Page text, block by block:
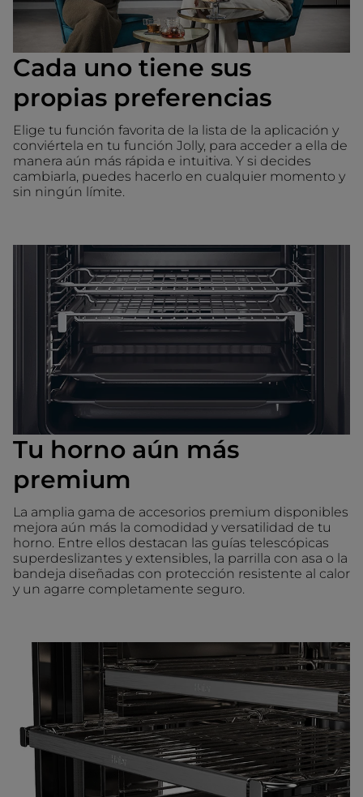
Cada uno tiene sus
propias preferencias
Elige tu función favorita de la lista de la aplicación y
conviértela en tu función Jolly, para acceder a ella de
manera aún más rápida e intuitiva. Y si decides
cambiarla, puedes hacerlo en cualquier momento y
sin ningún límite.
Tu horno aún más
premium
La amplia gama de accesorios premium disponibles
mejora aún más la comodidad y versatilidad de tu
horno. Entre ellos destacan las guías telescópicas
superdeslizantes y extensibles, la parrilla con asa o la
bandeja diseñadas con protección resistente al calor
y un agarre completamente seguro.